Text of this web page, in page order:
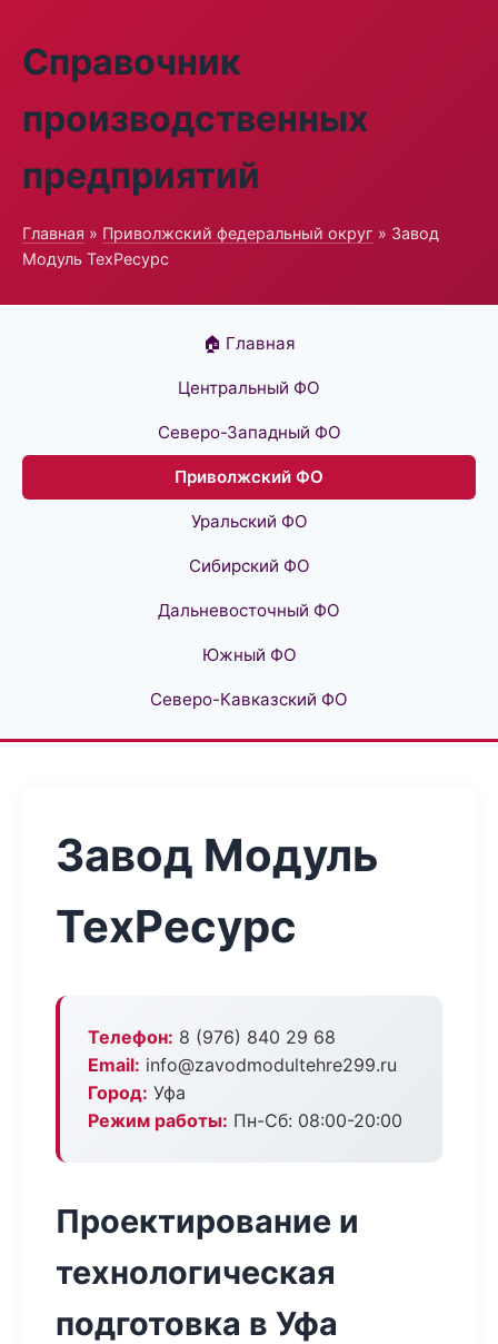
Справочник
производственных
предприятий
Главная » Приволжский федеральный округ » Завод
Модуль ТехРесурс
🏠 Главная
Центральный ФО
Северо-Западный ФО
Приволжский ФО
Уральский ФО
Сибирский ФО
Дальневосточный ФО
Южный ФО
Северо-Кавказский ФО
Завод Модуль
ТехРесурс
Телефон: 8 (976) 840 29 68
Email: info@zavodmodultehre299.ru
Город: Уфа
Режим работы: Пн-Сб: 08:00-20:00
Проектирование и
технологическая
подготовка в Уфа